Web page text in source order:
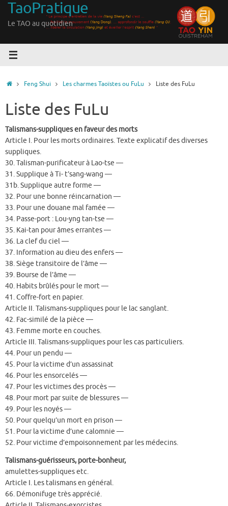
Passer
contenu
TaoPratique
Le TAO au quotidien
AccueilFeng Shui Les charmes Taoïstes ou FuLu Liste des FuLu
Liste des FuLu
Talismans-suppliques en faveur des morts
Article I. Pour les morts ordinaires. Texte explicatif des diverses
suppliques.
30. Talisman-purificateur à Lao-tse —
31. Supplique à Ti- t’sang-wang —
31b. Supplique autre forme —
32. Pour une bonne réincarnation —
33. Pour une douane mal famée —
34. Passe-port : Lou-yng tan-tse —
35. Kai-tan pour âmes errantes —
36. La clef du ciel —
37. Information au dieu des enfers —
38. Siège transitoire de l’âme —
39. Bourse de l’âme —
40. Habits brûlés pour le mort —
41. Coffre-fort en papier.
Article II. Talismans-suppliques pour le lac sanglant.
42. Fac-similé de la pièce —
43. Femme morte en couches.
Article III. Talismans-suppliques pour les cas particuliers.
44. Pour un pendu —
45. Pour la victime d’un assassinat
46. Pour les ensorcelés —
47. Pour les victimes des procès —
48. Pour mort par suite de blessures —
49. Pour les noyés —
50. Pour quelqu’un mort en prison —
51. Pour la victime d’une calomnie —
52. Pour victime d’empoisonnement par les médecins.
Talismans-guérisseurs, porte-bonheur,
amulettes-suppliques etc.
Article I. Les talismans en général.
66. Démonifuge très apprécié.